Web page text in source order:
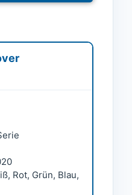
Rot, Grün, Blau,